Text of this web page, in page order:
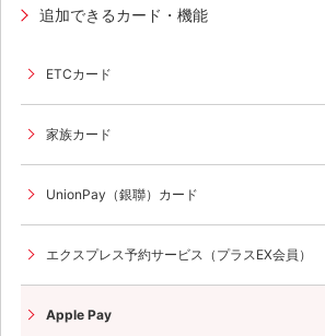
追加できるカード・機能
ETCカード
家族カード
UnionPay（銀聯）カード
エクスプレス予約サービス（プラスEX会員）
Apple Pay